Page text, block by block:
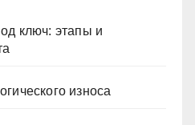
ключ: этапы и
износа